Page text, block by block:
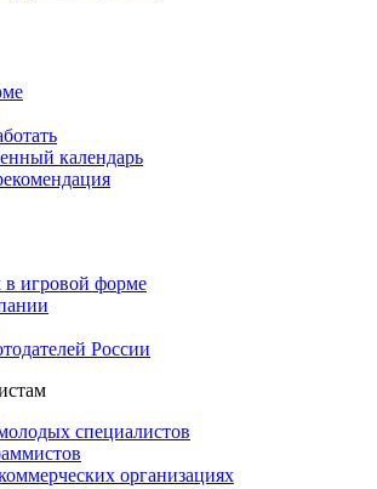
календарь
игровой форме
России
специалистов
организациях